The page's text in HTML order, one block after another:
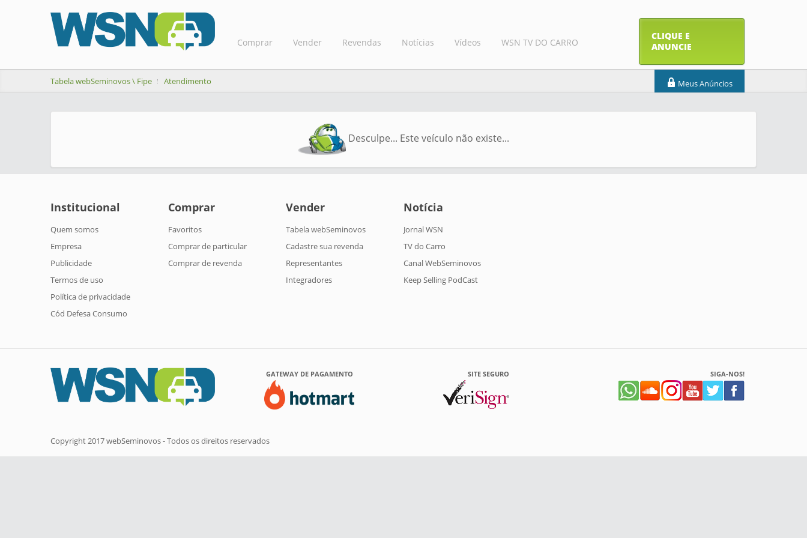
Comprar Vender Revendas Notícias Vídeos WSN TV DO CARRO
CLIQUE E
ANUNCIE
Tabela webSeminovos \ Fipe Atendimento Meus Anúncios
Desculpe... Este veículo não existe...
Institucional
Quem somos
Empresa
Publicidade
Termos de uso
Política de privacidade
Cód Defesa Consumo
Comprar
Favoritos
Comprar de particular
Comprar de revenda
Vender
Tabela webSeminovos
Cadastre sua revenda
Representantes
Integradores
Notícia
Jornal WSN
TV do Carro
Canal WebSeminovos
Keep Selling PodCast
GATEWAY DE PAGAMENTO SITE SEGURO SIGA-NOS!
Copyright 2017 webSeminovos - Todos os direitos reservados